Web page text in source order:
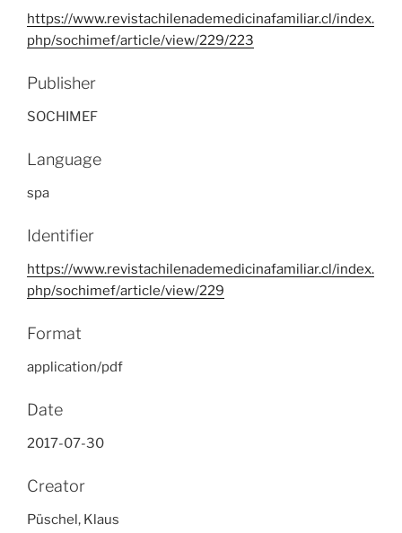
https://www.revistachilenademedicinafamiliar.cl/index.
php/sochimef/article/view/229/223
Publisher
SOCHIMEF
Language
spa
Identifier
https://www.revistachilenademedicinafamiliar.cl/index.
php/sochimef/article/view/229
Format
application/pdf
Date
2017-07-30
Creator
Püschel, Klaus